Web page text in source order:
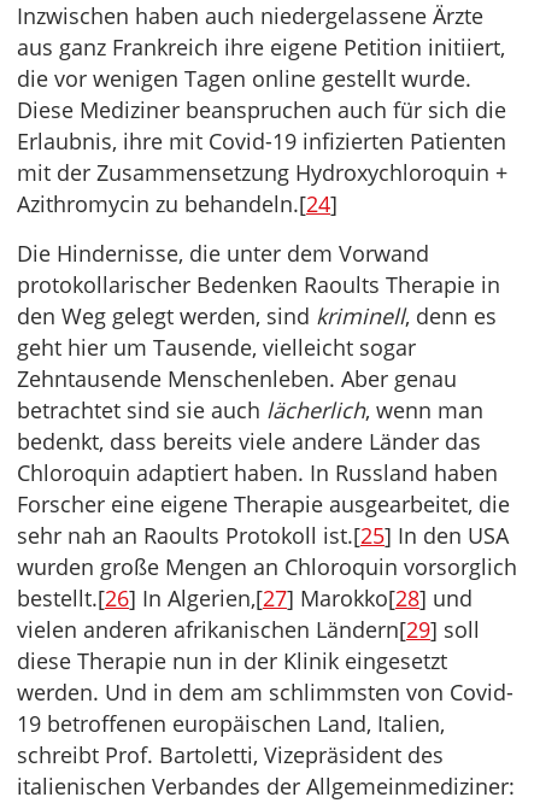
Inzwischen haben auch niedergelassene Ärzte
aus ganz Frankreich ihre eigene Petition initiiert,
die vor wenigen Tagen online gestellt wurde.
Diese Mediziner beanspruchen auch für sich die
Erlaubnis, ihre mit Covid-19 infizierten Patienten
mit der Zusammensetzung Hydroxychloroquin +
Azithromycin zu behandeln.[24]
Die Hindernisse, die unter dem Vorwand
protokollarischer Bedenken Raoults Therapie in
den Weg gelegt werden, sind kriminell, denn es
geht hier um Tausende, vielleicht sogar
Zehntausende Menschenleben. Aber genau
betrachtet sind sie auch lächerlich, wenn man
bedenkt, dass bereits viele andere Länder das
Chloroquin adaptiert haben. In Russland haben
Forscher eine eigene Therapie ausgearbeitet, die
sehr nah an Raoults Protokoll ist.[25] In den USA
wurden große Mengen an Chloroquin vorsorglich
bestellt.[26] In Algerien,[27] Marokko[28] und
vielen anderen afrikanischen Ländern[29] soll
diese Therapie nun in der Klinik eingesetzt
werden. Und in dem am schlimmsten von Covid-
19 betroffenen europäischen Land, Italien,
schreibt Prof. Bartoletti, Vizepräsident des
italienischen Verbandes der Allgemeinmediziner: